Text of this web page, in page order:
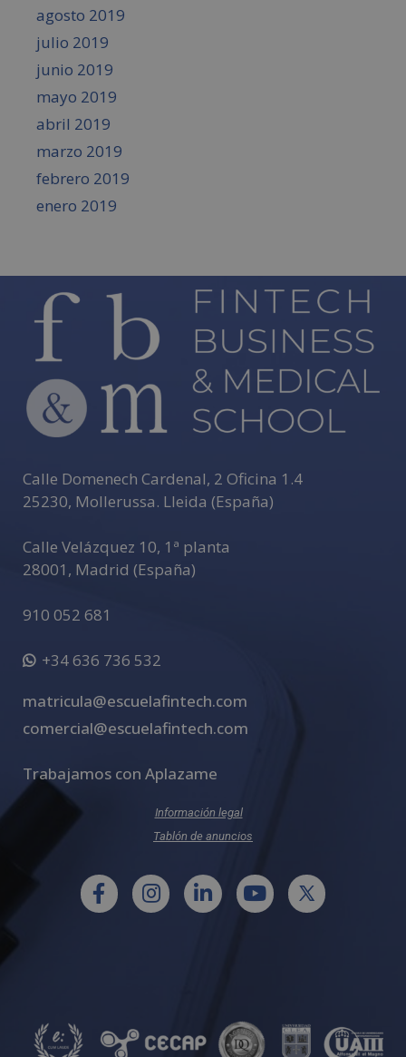
agosto 2019
julio 2019
junio 2019
mayo 2019
abril 2019
marzo 2019
febrero 2019
enero 2019
Calle Domenech Cardenal, 2 Oficina 1.4
25230, Mollerussa. Lleida (España)
Calle Velázquez 10, 1ª planta
28001 , Madrid (España)
910 052 681
+34 636 736 532
matricula@escuelafintech.com
comercial@escuelafintech.com
Trabajamos con Aplazame
Información legal
Tablón de anuncios